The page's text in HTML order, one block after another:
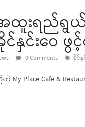
ရည်ရွယ်ထ
နှင်းဝေ ဖွ
0 Comments ခိုင်နှ
Place Cafe &